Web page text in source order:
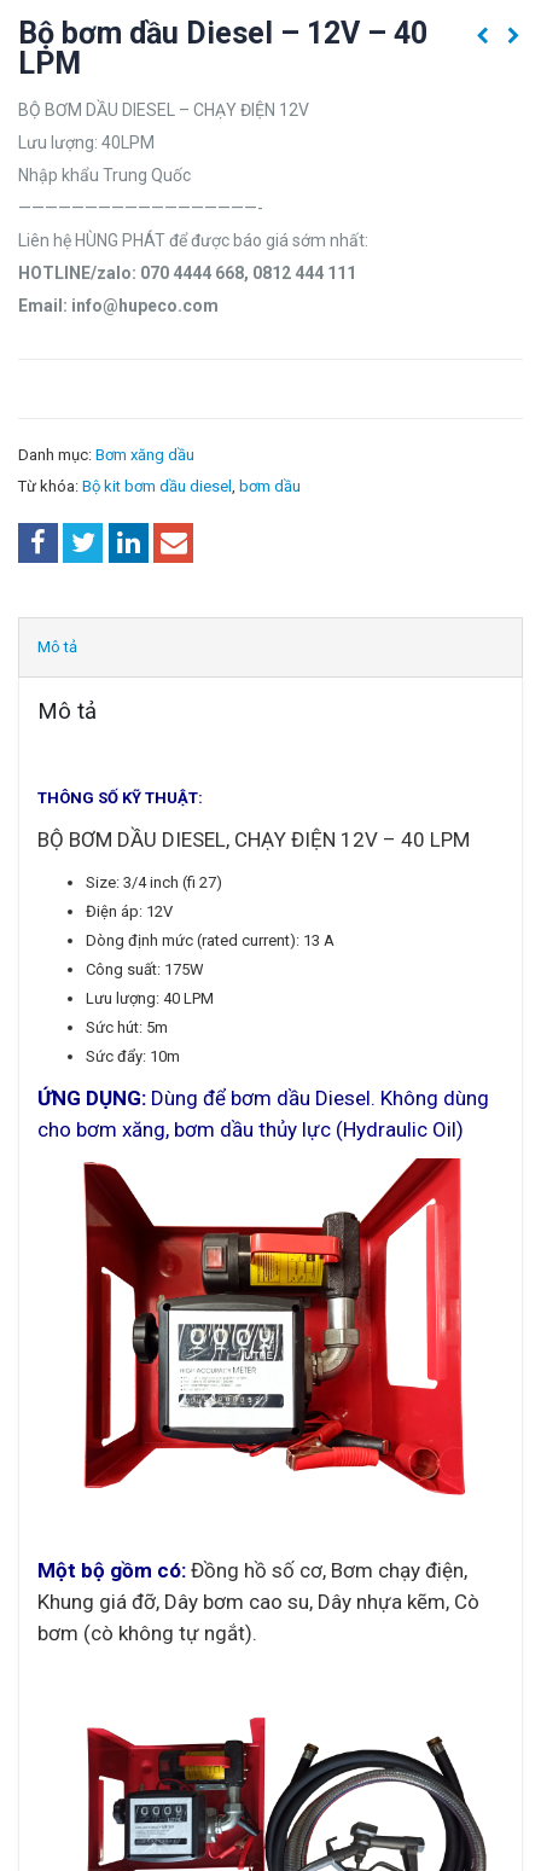
Bộ bơm dầu Diesel – 12V – 40
LPM
BỘ BƠM DẦU DIESEL – CHẠY ĐIỆN 12V
Lưu lượng: 40LPM
Nhập khẩu Trung Quốc
——————————————————-
Liên hệ HÙNG PHÁT để được báo giá sớm nhất:
HOTLINE/zalo: 070 4444 668, 0812 444 111
Email: info@hupeco.com
Danh mục: Bơm xăng dầu
Từ khóa: Bộ kit bơm dầu diesel , bơm dầu
Mô tả
Mô tả
THÔNG SỐ KỸ THUẬT:
BỘ BƠM DẦU DIESEL, CHẠY ĐIỆN 12V – 40 LPM
Size: 3/4 inch (fi 27)
Điện áp: 12V
Dòng định mức (rated current): 13 A
Công suất: 175W
Lưu lượng: 40 LPM
Sức hút: 5m
Sức đẩy: 10m
ỨNG DỤNG: Dùng để bơm dầu Diesel. Không dùng
cho bơm xăng, bơm dầu thủy lực (Hydraulic Oil)
Một bộ gồm có: Đồng hồ số cơ, Bơm chạy điện,
Khung giá đỡ, Dây bơm cao su, Dây nhựa kẽm, Cò
bơm (cò không tự ngắt).